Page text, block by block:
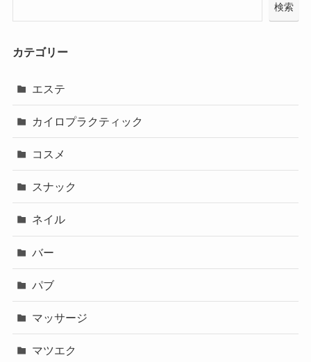
検索
カテゴリー
エステ
カイロプラクティック
コスメ
スナック
ネイル
バー
パブ
マッサージ
マツエク